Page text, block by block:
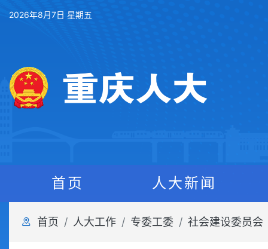
2026年8月7日 星期五
首页 人大新闻
首页 人大工作 专委工委 社会建设委员会